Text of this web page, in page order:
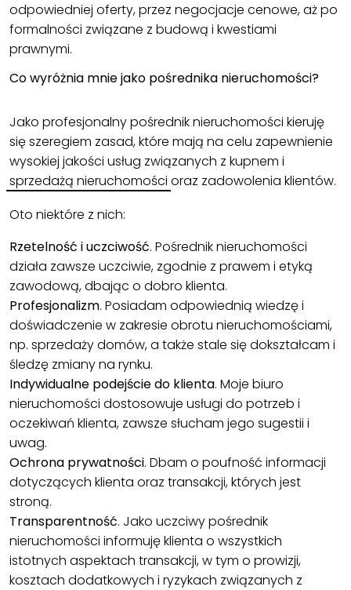
odpowiedniej oferty, przez negocjacje cenowe, aż po
formalności związane z budową i kwestiami
prawnymi.
Co wyróżnia mnie jako pośrednika nieruchomości?
Jako profesjonalny pośrednik nieruchomości kieruję
się szeregiem zasad, które mają na celu zapewnienie
wysokiej jakości usług związanych z kupnem i
sprzedażą nieruchomości oraz zadowolenia klientów.
Oto niektóre z nich:
Rzetelność i uczciwość. Pośrednik nieruchomości
działa zawsze uczciwie, zgodnie z prawem i etyką
zawodową, dbając o dobro klienta.
Profesjonalizm. Posiadam odpowiednią wiedzę i
doświadczenie w zakresie obrotu nieruchomościami,
np. sprzedaży domów, a także stale się dokształcam i
śledzę zmiany na rynku.
Indywidualne podejście do klienta. Moje biuro
nieruchomości dostosowuje usługi do potrzeb i
oczekiwań klienta, zawsze słucham jego sugestii i
uwag.
Ochrona prywatności. Dbam o poufność informacji
dotyczących klienta oraz transakcji, których jest
stroną.
Transparentność. Jako uczciwy pośrednik
nieruchomości informuję klienta o wszystkich
istotnych aspektach transakcji, w tym o prowizji,
kosztach dodatkowych i ryzykach związanych z